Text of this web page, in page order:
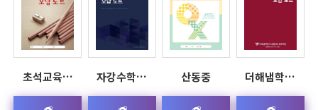
초석교육… 자강수학… 산동중 더해냄학…